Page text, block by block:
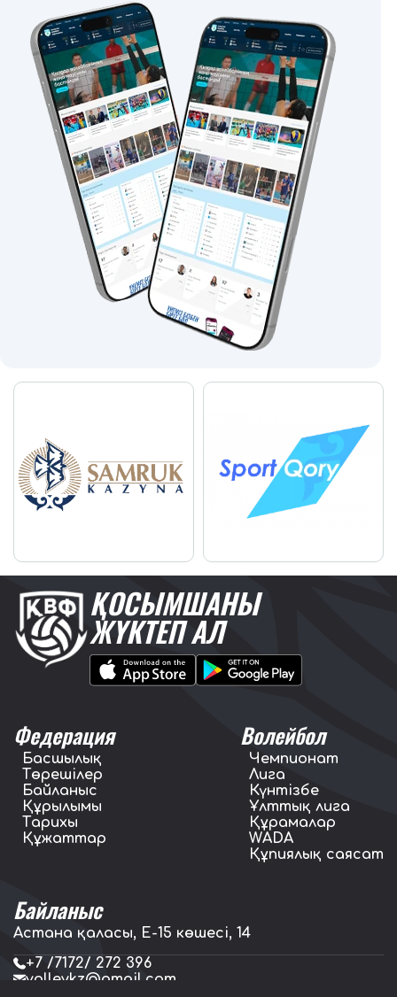
ҚОСЫМШАНЫ
ЖҮКТЕП АЛ
Федерация
Басшылық
Төрешілер
Байланыс
Құрылымы
Тарихы
Құжаттар
Волейбол
Чемпионат
Лига
Күнтізбе
Ұлттық лига
Құрамалар
WADA
Құпиялық саясат
Байланыс
Астана қаласы, E-15 көшесі, 14
+7 /7172/ 272 396
volleykz@gmail.com